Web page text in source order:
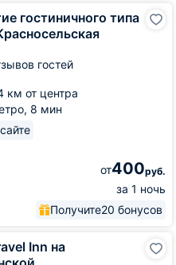
гостиничного типа
гостей
км от центра
8 мин
от400руб.
за 1 ночь
Получите20 бонусов
Inn на